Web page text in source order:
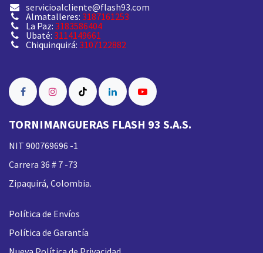
servicioalcliente@flash93.com
Almatalleres: 3187161253
La Paz: 3183586404
Ubaté: 3114149661
Chiquinquirá: 3107122882
TORNIMANGUERAS FLASH 93 S.A.S.
NIT 900769696 -1
Carrera 36 # 7 -73
Zipaquirá, Colombia.
Política de Envíos
Política de Garantía